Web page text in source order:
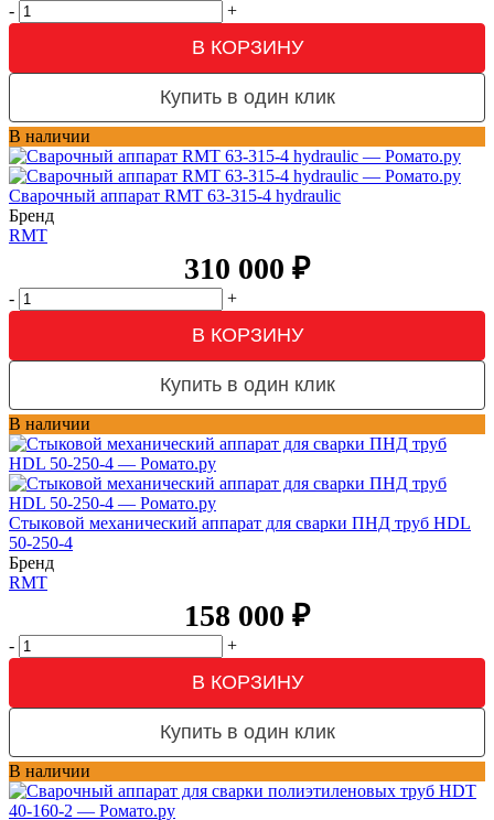
- +
В КОРЗИНУ
Купить в один клик
В наличии
Сварочный аппарат RMT 63-315-4 hydraulic
Бренд
RMT
310 000 ₽
- +
В КОРЗИНУ
Купить в один клик
В наличии
Стыковой механический аппарат для сварки ПНД труб HDL
50-250-4
Бренд
RMT
158 000 ₽
- +
В КОРЗИНУ
Купить в один клик
В наличии